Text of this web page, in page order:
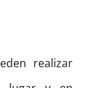
realizar